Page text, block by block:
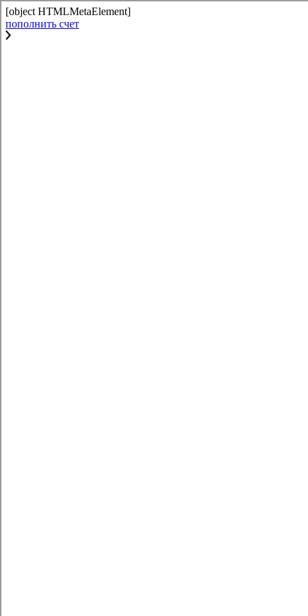
[object HTMLMetaElement]
пополнить счет